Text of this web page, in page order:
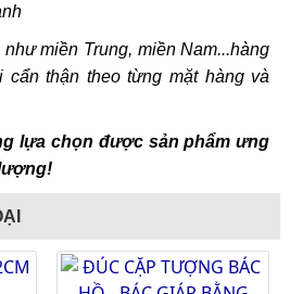
miền Trung, miền Nam...hàng
thận theo từng mặt hàng và
lựa chọn được sản phẩm ưng